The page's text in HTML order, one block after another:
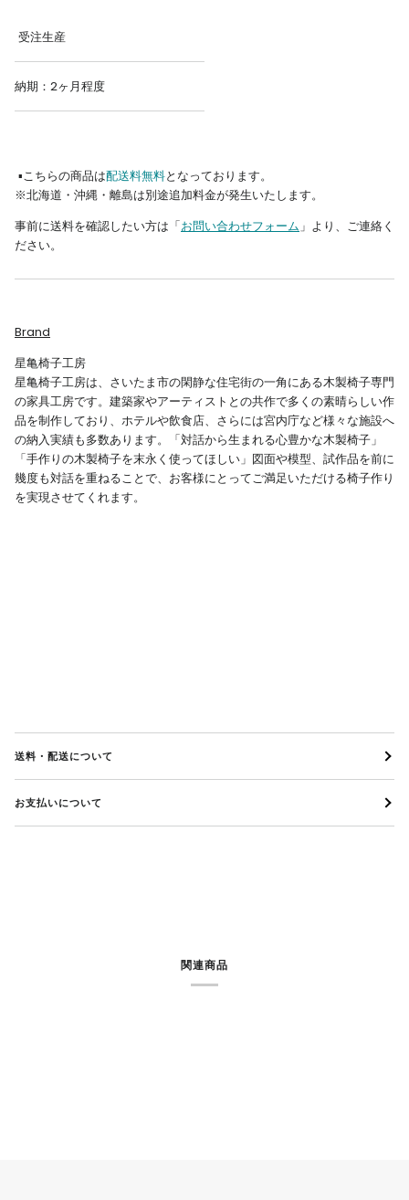
受注生産
納期：2ヶ月程度
▪︎こちらの商品は配送料無料となっております。
※北海道・沖縄・離島は別途追加料金が発生いたします。
事前に送料を確認したい方は「お問い合わせフォーム」より、ご連絡く
ださい。
Brand
星亀椅子工房
星亀椅子工房は、さいたま市の閑静な住宅街の一角にある木製椅子専門
の家具工房です。建築家やアーティストとの共作で多くの素晴らしい作
品を制作しており、ホテルや飲食店、さらには宮内庁など様々な施設へ
の納入実績も多数あります。「対話から生まれる心豊かな木製椅子」
「手作りの木製椅子を末永く使ってほしい」図面や模型、試作品を前に
幾度も対話を重ねることで、お客様にとってご満足いただける椅子作り
を実現させてくれます。
送料・配送について
お支払いについて
関連商品